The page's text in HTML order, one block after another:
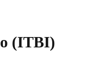
(ITBI)